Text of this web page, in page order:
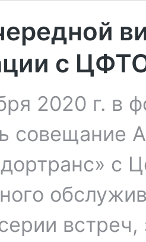
с
2020 г. в
совещание
с